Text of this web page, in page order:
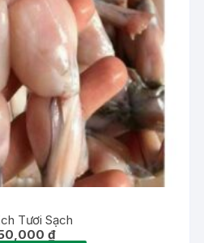
Tươi Sạch
₫